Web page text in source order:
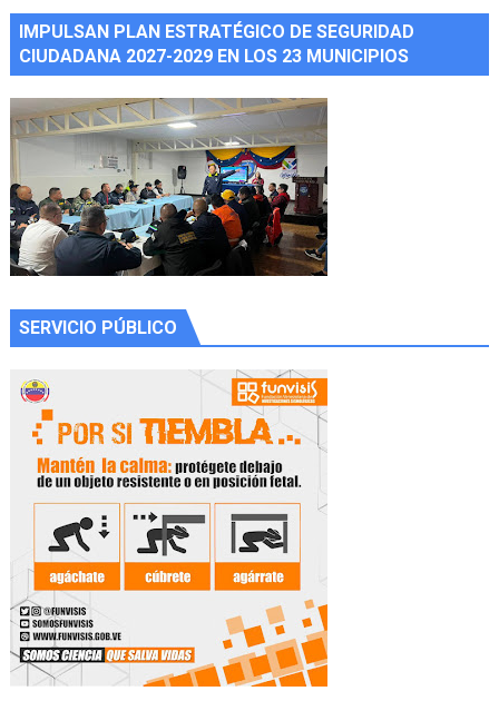
IMPULSAN PLAN ESTRATÉGICO DE SEGURIDAD
CIUDADANA 2027-2029 EN LOS 23 MUNICIPIOS
SERVICIO PÚBLICO